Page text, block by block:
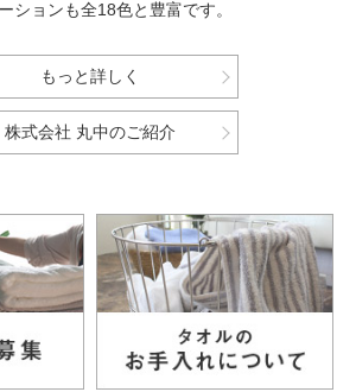
ションも全18色と豊富です。
もっと詳しく
株式会社 丸中のご紹介